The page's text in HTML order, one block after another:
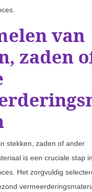
van
zaden
stekken, zaden of ander
is een cruciale stap
Het zorgvuldig